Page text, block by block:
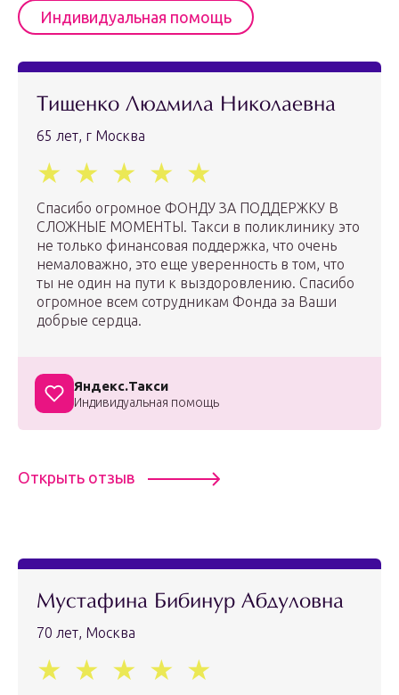
Индивидуальная помощь
Тищенко Людмила Николаевна
65 лет, г Москва
Спасибо огромное ФОНДУ ЗА ПОДДЕРЖКУ В
СЛОЖНЫЕ МОМЕНТЫ. Такси в поликлинику это
не только финансовая поддержка, что очень
немаловажно, это еще уверенность в том, что
ты не один на пути к выздоровлению. Спасибо
огромное всем сотрудникам Фонда за Ваши
добрые сердца.
Яндекс.Такси
Индивидуальная помощь
Открыть отзыв
Мустафина Бибинур Абдуловна
70 лет, Москва